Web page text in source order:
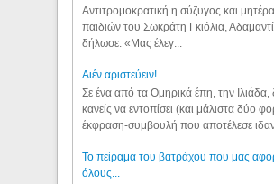
Αντιτρομοκρατική η σύζυγος και
παιδιών του Σωκράτη Γκιόλια,
δήλωσε: «Μας έλεγ...
Aιέν αριστεύειν!
Σε ένα από τα Ομηρικά έπη, την Ιλιάδα,
κανείς να εντοπίσει (και μάλιστα δύο
έκφραση-συμβουλή που αποτέλεσε
Το πείραμα του βατράχου που μας
όλους...